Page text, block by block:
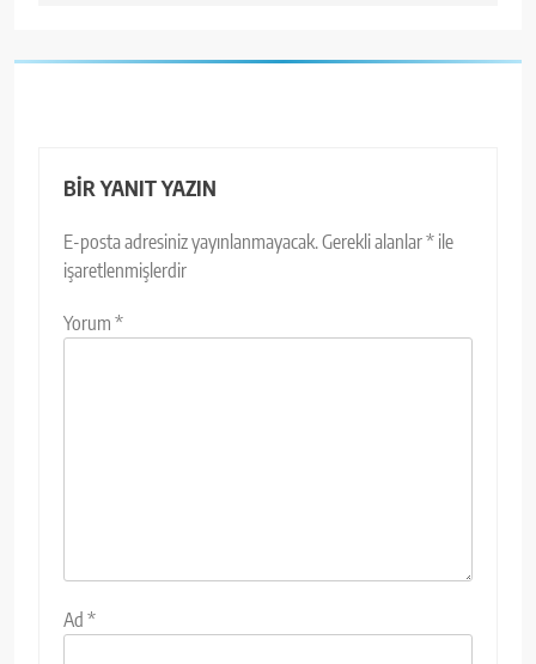
BIR YANIT YAZIN
E-posta adresiniz yayınlanmayacak.Gerekli alanlar* ile
işaretlenmişlerdir
Yorum *
Ad *